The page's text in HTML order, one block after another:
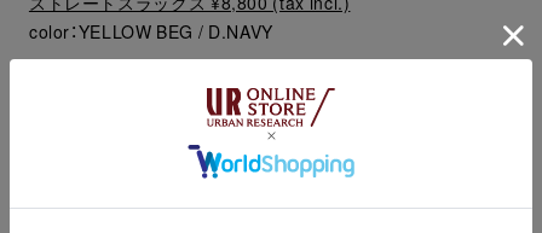
color：YELLOW BEG / D.NAVY